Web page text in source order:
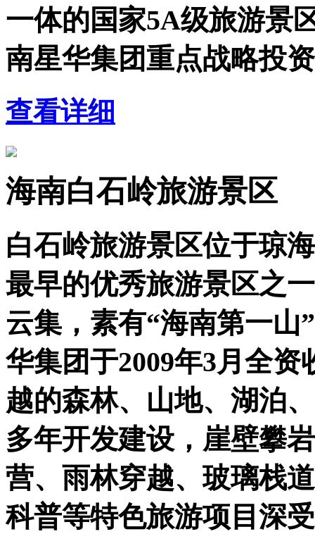
一体的国家5A级旅游景
南星华集团重点战略投
查看详细
海南白石岭旅游景区
白石岭旅游景区位于琼
最早的优秀旅游景区之
云集，素有“海南第一山
华集团于2009年3月全
越的森林、山地、湖泊
多年开发建设，崖壁攀
营、雨林穿越、玻璃栈
科普等特色旅游项目深